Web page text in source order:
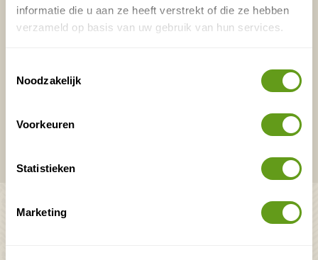
informatie die u aan ze heeft verstrekt of die ze hebben
verzameld op basis van uw gebruik van hun services.
Noodzakelijk
Voorkeuren
Statistieken
Marketing
Nederland
Europa
overnachtingen en vakanties in de natuur!